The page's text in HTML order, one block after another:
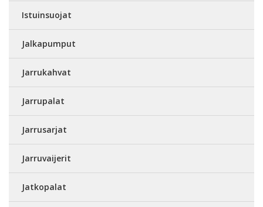
Istuinsuojat
Jalkapumput
Jarrukahvat
Jarrupalat
Jarrusarjat
Jarruvaijerit
Jatkopalat